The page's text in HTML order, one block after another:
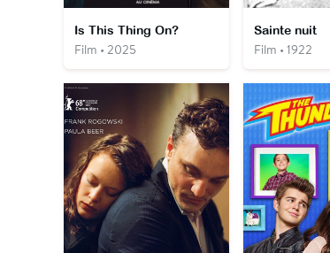
Is This Thing On?
Film • 2025
Sainte nuit
Film • 1922